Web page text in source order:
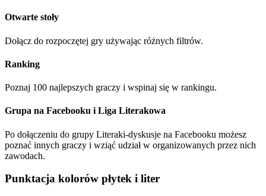
Otwarte stoły
Dołącz do rozpoczętej gry używając różnych filtrów.
Ranking
Poznaj 100 najlepszych graczy i wspinaj się w rankingu.
Grupa na Facebooku i Liga Literakowa
Po dołączeniu do grupy Literaki-dyskusje na Facebooku możesz
poznać innych graczy i wziąć udział w organizowanych przez nich
zawodach.
Punktacja kolorów płytek i liter